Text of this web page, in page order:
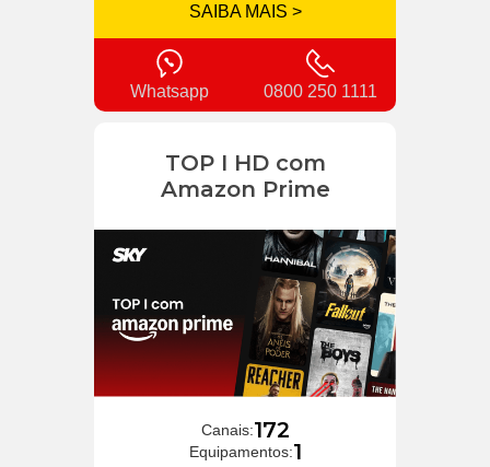
SAIBA MAIS >
Whatsapp 0800 250 1111
TOP I HD com
Amazon Prime
Canais:172
Equipamentos:1